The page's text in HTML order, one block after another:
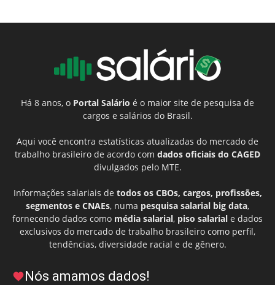
Há 8 anos, o Portal Salário é o maior site de pesquisa de
cargos e salários do Brasil.
Aqui você encontra estatísticas atualizadas do mercado de
trabalho brasileiro de acordo com dados oficiais do CAGED
divulgados pelo MTE.
Informações salariais de todos os CBOs, cargos, profissões,
segmentos e CNAEs, numa pesquisa salarial big data,
fornecendo dados como média salarial, piso salarial e dados
exclusivos do mercado de trabalho brasileiro como perfil,
tendências, diversidade racial e de gênero.
Nós amamos dados!